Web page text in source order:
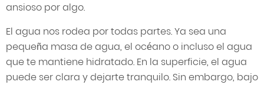
ansioso por algo.
El agua nos rodea por todas partes. Ya sea una
pequeña masa de agua, el océano o incluso el agua
que te mantiene hidratado. En la superficie, el agua
puede ser clara y dejarte tranquilo. Sin embargo, bajo